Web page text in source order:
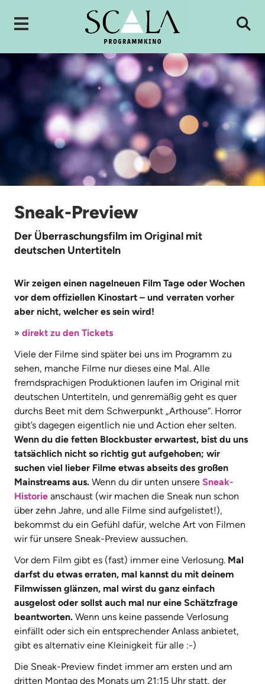
Sneak-Preview
Der Überraschungsfilm im Original mit
deutschen Untertiteln
Wir zeigen einen nagelneuen Film Tage oder Wochen
vor dem offiziellen Kinostart – und verraten vorher
aber nicht, welcher es sein wird!
» direkt zu den Tickets
Viele der Filme sind später bei uns im Programm zu
sehen, manche Filme nur dieses eine Mal. Alle
fremdsprachigen Produktionen laufen im Original mit
deutschen Untertiteln, und genremäßig geht es quer
durchs Beet mit dem Schwerpunkt „Arthouse“. Horror
gibt’s dagegen eigentlich nie und Action eher selten.
Wenn du die fetten Blockbuster erwartest, bist du uns
tatsächlich nicht so richtig gut aufgehoben; wir
suchen viel lieber Filme etwas abseits des großen
Mainstreams aus. Wenn du dir unten unsere Sneak-
Historie anschaust (wir machen die Sneak nun schon
über zehn Jahre, und alle Filme sind aufgelistet!),
bekommst du ein Gefühl dafür, welche Art von Filmen
wir für unsere Sneak-Preview aussuchen.
Vor dem Film gibt es (fast) immer eine Verlosung. Mal
darfst du etwas erraten, mal kannst du mit deinem
Filmwissen glänzen, mal wirst du ganz einfach
ausgelost oder sollst auch mal nur eine Schätzfrage
beantworten. Wenn uns keine passende Verlosung
einfällt oder sich ein entsprechender Anlass anbietet,
gibt es alternativ eine Kleinigkeit für alle :-)
Die Sneak-Preview findet immer am ersten und am
dritten Montag des Monats um 21:15 Uhr statt, der